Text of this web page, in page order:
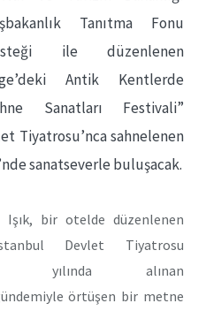
Tanıtma Fonu
ile düzenlenen
Antik Kentlerde
Sanatları Festivali”
Tiyatrosu’nca sahnelenen
sanatseverle buluşacak.
bir otelde düzenlenen
Devlet Tiyatrosu
yılında alınan
örtüşen bir metne